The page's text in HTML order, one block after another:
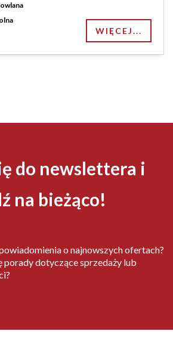
WIĘCEJ...
do newslettera i
na bieżąco!
o najnowszych ofertach?
porady dotyczące sprzedaży lub